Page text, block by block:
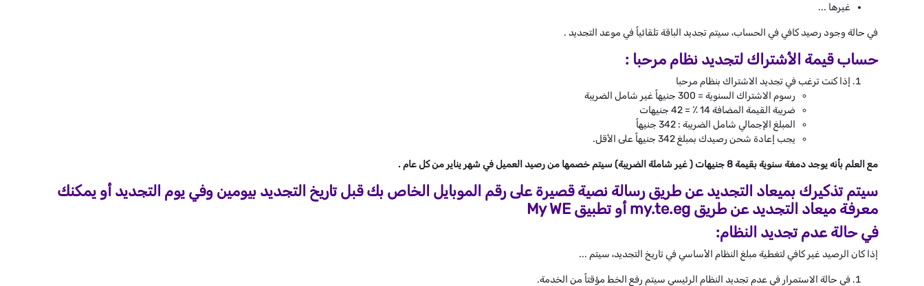
غيرها ...
في حالة وجود رصيد كافي في الحساب، سيتم تجديد الباقة تلقائياً في موعد التجديد .
حساب قيمة الأشتراك لتجديد نظام مرحبا :
إذا كنت ترغب في تجديد الاشتراك بنظام مرحبا
رسوم الاشتراك السنوية = 300 جنيهاً غير شامل الضريبة
ضريبة القيمة المضافة 14 ٪ = 42 جنيهات
المبلغ الإجمالي شامل الضريبة : 342 جنيهاً
يجب إعادة شحن رصيدك بمبلغ 342 جنيهاً على الأقل.
مع العلم بأنه يوجد دمغة سنوية بقيمة 8 جنيهات ( غير شاملة الضريبة) سيتم خصمها من رصيد العميل في شهر يناير من كل عام .
سيتم تذكيرك بميعاد التجديد عن طريق رسالة نصية قصيرة على رقم الموبايل الخاص بك قبل تاريخ التجديد بيومين وفي يوم التجديد أو يمكنك
معرفة ميعاد التجديد عن طريق my.te.eg أو تطبيق My WE
في حالة عدم تجديد النظام:
إذا كان الرصيد غير كافي لتغطية مبلغ النظام الأساسي في تاريخ التجديد، سيتم ...
في حالة الاستمرار في عدم تجديد النظام الرئيسي سيتم رفع الخط مؤقتاً من الخدمة.